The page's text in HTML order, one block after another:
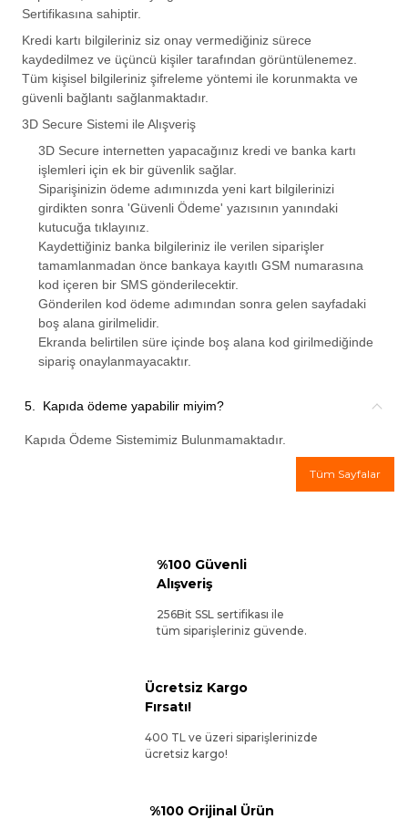
Sertifikasına sahiptir.
Kredi kartı bilgileriniz siz onay vermediğiniz sürece
kaydedilmez ve üçüncü kişiler tarafından görüntülenemez.
Tüm kişisel bilgileriniz şifreleme yöntemi ile korunmakta ve
güvenli bağlantı sağlanmaktadır.
3D Secure Sistemi ile Alışveriş
3D Secure internetten yapacağınız kredi ve banka kartı
işlemleri için ek bir güvenlik sağlar.
Siparişinizin ödeme adımınızda yeni kart bilgilerinizi
girdikten sonra 'Güvenli Ödeme' yazısının yanındaki
kutucuğa tıklayınız.
Kaydettiğiniz banka bilgileriniz ile verilen siparişler
tamamlanmadan önce bankaya kayıtlı GSM numarasına
kod içeren bir SMS gönderilecektir.
Gönderilen kod ödeme adımından sonra gelen sayfadaki
boş alana girilmelidir.
Ekranda belirtilen süre içinde boş alana kod girilmediğinde
sipariş onaylanmayacaktır.
5. Kapıda ödeme yapabilir miyim?
Kapıda Ödeme Sistemimiz Bulunmamaktadır.
Tüm Sayfalar
%100 Güvenli
Alışveriş
256Bit SSL sertifikası ile
tüm siparişleriniz güvende.
Ücretsiz Kargo
Fırsatı!
400 TL ve üzeri siparişlerinizde
ücretsiz kargo!
%100 Orijinal Ürün